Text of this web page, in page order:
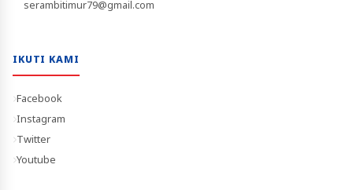
serambitimur79@gmail.com
IKUTI KAMI
Facebook
Instagram
Twitter
Youtube